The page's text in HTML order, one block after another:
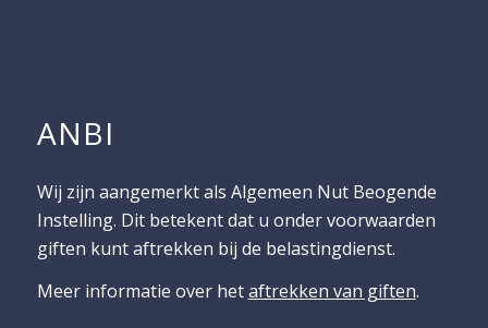
ANBI
Wij zijn aangemerkt als Algemeen Nut Beogende
Instelling. Dit betekent dat u onder voorwaarden
giften kunt aftrekken bij de belastingdienst.
Meer informatie over hetaftrekken van giften.